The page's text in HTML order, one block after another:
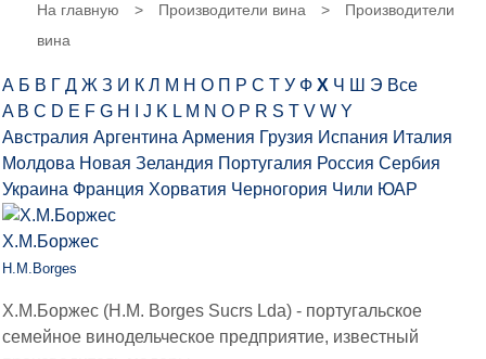
На главную > Производители вина >
Производители
вина
А Б В Г Д Ж З И К Л М Н О П Р С Т У Ф Х Ч Ш Э Все
A B C D E F G H J K L M N O P R S T V W Y
Австралия Аргентина Армения Грузия Испания Италия
Молдова Новая Зеландия Португалия Россия Сербия
Украина Франция Хорватия Черногория Чили ЮАР
Х.М.Боржес
H.M.Borges
Х.М.Боржес (H.M. Borges Sucrs Lda) - португальское
семейное винодельческое предприятие, известный